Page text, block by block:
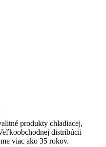
produkty chladiacej,
distribúcii
viac ako 35 rokov.